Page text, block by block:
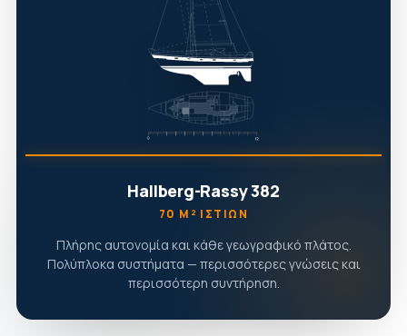
Hallberg-Rassy 382
70 Μ² ΙΣΤΊΩΝ
Πλήρης αυτονομία και κάθε γεωγραφικό πλάτος.
Πολύπλοκα συστήματα — περισσότερες γνώσεις και
περισσότερη συντήρηση.